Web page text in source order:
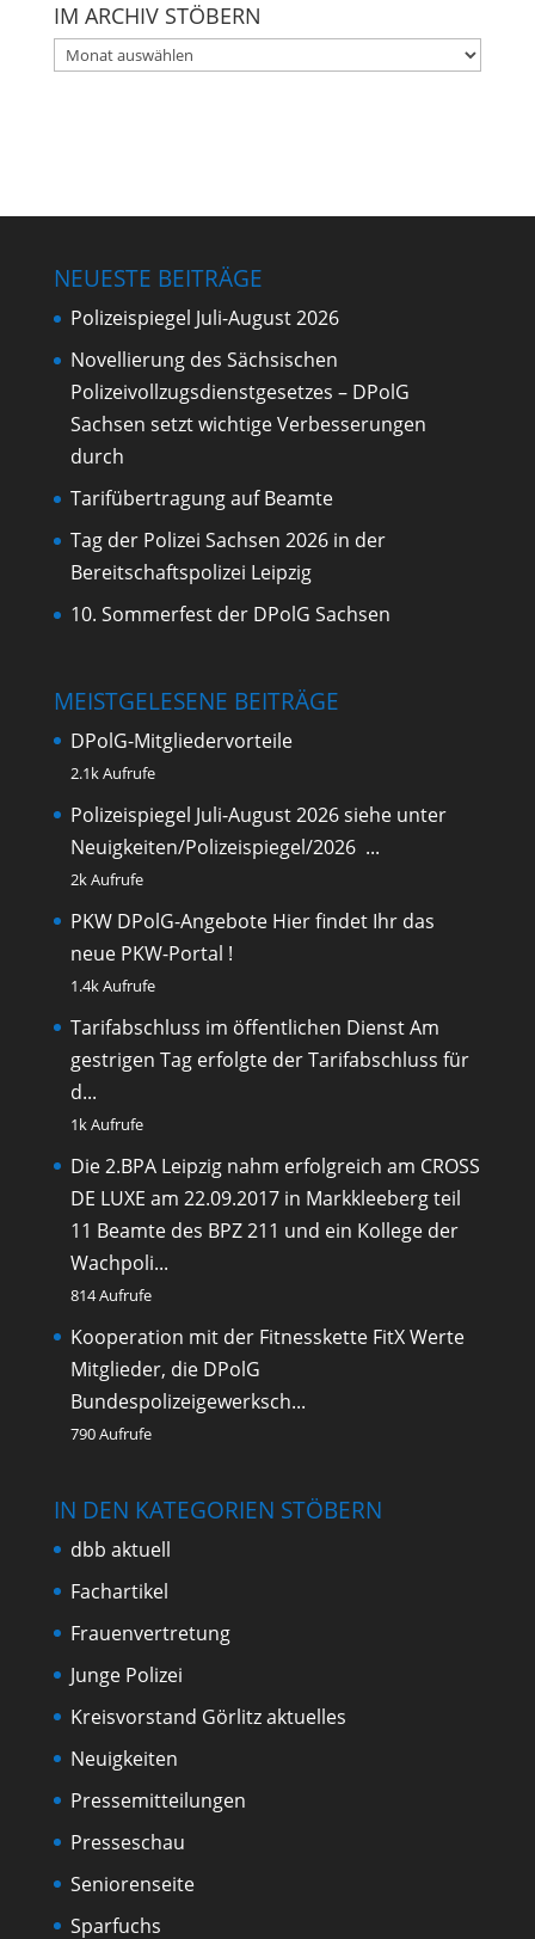
IM ARCHIV STÖBERN
Im
NEUESTE BEITRÄGE
Polizeispiegel Juli-August 2026
Novellierung des Sächsischen
Polizeivollzugsdienstgesetzes – DPolG
Sachsen setzt wichtige Verbesserungen
durch
Tarifübertragung auf Beamte
Tag der Polizei Sachsen 2026 in der
Bereitschaftspolizei Leipzig
10. Sommerfest der DPolG Sachsen
MEISTGELESENE BEITRÄGE
DPolG-Mitgliedervorteile
2.1k Aufrufe
Polizeispiegel Juli-August 2026siehe unter
Neuigkeiten/Polizeispiegel/2026 ...
2k Aufrufe
PKW DPolG-Angebote Hier findet Ihr das
neue PKW-Portal !
1.4k Aufrufe
Tarifabschluss im öffentlichen DienstAm
gestrigen Tag erfolgte der Tarifabschluss für
d...
1k Aufrufe
Die 2.BPA Leipzig nahm erfolgreich am CROSS
DE LUXE am 22.09.2017 in Markkleeberg teil
11 Beamte des BPZ 211 und ein Kollege der
Wachpoli...
814 Aufrufe
Kooperation mit der Fitnesskette FitXWerte
Mitglieder, die DPolG
Bundespolizeigewerksch...
790 Aufrufe
IN DEN KATEGORIEN STÖBERN
dbb aktuell
Fachartikel
Frauenvertretung
Junge Polizei
Kreisvorstand Görlitz aktuelles
Neuigkeiten
Pressemitteilungen
Presseschau
Seniorenseite
Sparfuchs